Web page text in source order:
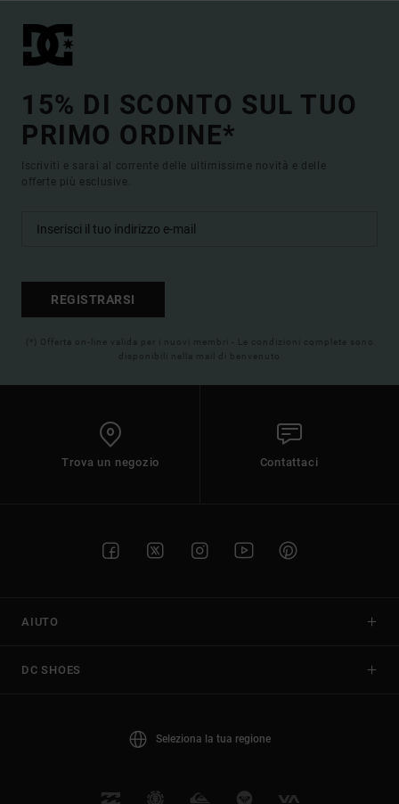
15% DI SCONTO SUL TUO
PRIMO ORDINE*
Iscriviti e sarai al corrente delle ultimissime novità e delle
offerte più esclusive.
REGISTRARSI
(*) Offerta on-line valida per i nuovi membri - Le condizioni complete sono
disponibili nella mail di benvenuto
Trova un negozio Contattaci
AIUTO
DC SHOES
Seleziona la tua regione